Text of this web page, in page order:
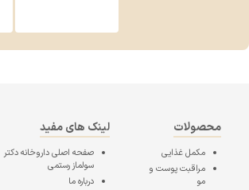
محصولات
مکمل غذایی
مراقبت پوست و
مو
لینک های مفید
صفحه اصلیداروخانه دکتر
سولماز رستمی
درباره ما